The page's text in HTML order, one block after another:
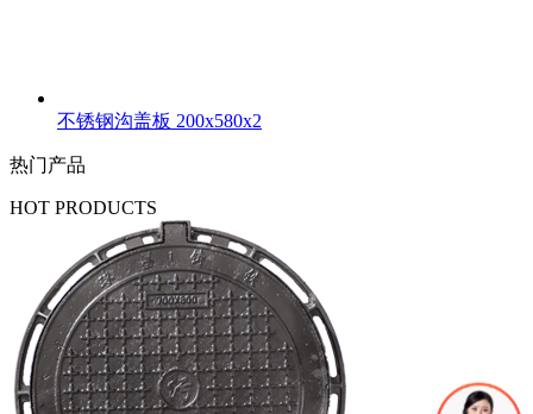
不锈钢沟盖板 200x580x2
热门产品
HOT PRODUCTS